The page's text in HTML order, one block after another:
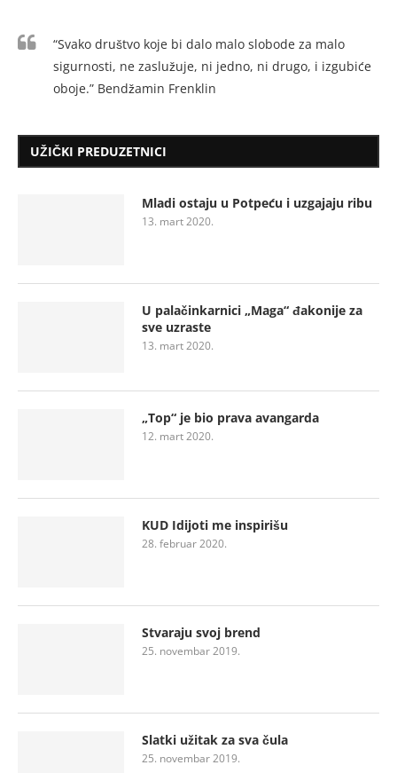
“Svako društvo koje bi dalo malo slobode za malo
sigurnosti, ne zaslužuje, ni jedno, ni drugo, i izgubiće
oboje.” Bendžamin Frenklin
UŽIČKI PREDUZETNICI
Mladi ostaju u Potpeću i uzgajaju ribu
13. mart 2020.
U palačinkarnici „Maga“ đakonije za
sve uzraste
13. mart 2020.
„Top“ je bio prava avangarda
12. mart 2020.
KUD Idijoti me inspirišu
28. februar 2020.
Stvaraju svoj brend
25. novembar 2019.
Slatki užitak za sva čula
25. novembar 2019.